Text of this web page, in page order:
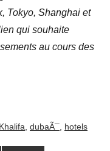
Tokyo, Shanghai et
qui souhaite
au cours des
dubaÃ¯ hotels